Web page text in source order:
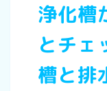
浄化槽
とチェ
槽と排